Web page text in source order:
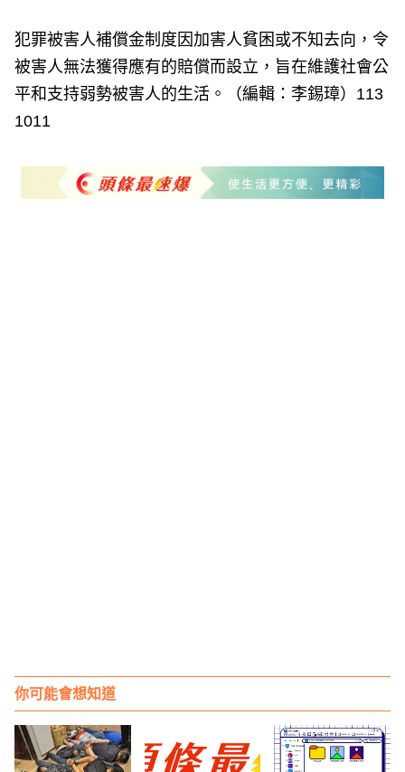
犯罪被害人補償金制度因加害人貧困或不知去向，令
被害人無法獲得應有的賠償而設立，旨在維護社會公
平和支持弱勢被害人的生活。（編輯：李錫璋）113
1011
你可能會想知道